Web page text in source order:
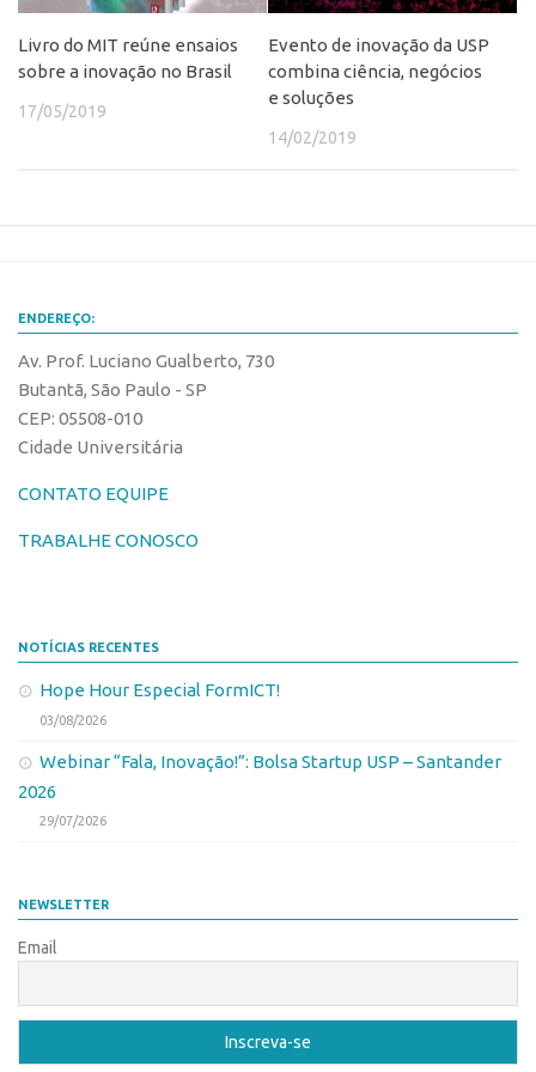
Edição 2017
Marcas
Buscar Anterioridade
Como solicitar
Portal do Inventor
VPI – Vocação para Inovação
Patrimônio Genético
Editais de TT
PD&I
Parcerias PD&I
Conexão USP
Livro do MIT reúne ensaios
sobre a inovação no Brasil
17/05/2019
Evento de inovação da USP
combina ciência, negócios
e soluções
14/02/2019
ENDEREÇO:
Av. Prof. Luciano Gualberto, 730
Butantã, São Paulo - SP
CEP: 05508-010
Cidade Universitária
CONTATO EQUIPE
TRABALHE CONOSCO
NOTÍCIAS RECENTES
Hope Hour Especial FormICT!
03/08/2026
Webinar “Fala, Inovação!”: Bolsa Startup USP – Santander
2026
29/07/2026
NEWSLETTER
Email